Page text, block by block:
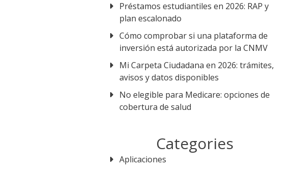
Préstamos estudiantiles en 2026: RAP y
plan escalonado
Cómo comprobar si una plataforma de
inversión está autorizada por la CNMV
Mi Carpeta Ciudadana en 2026: trámites,
avisos y datos disponibles
No elegible para Medicare: opciones de
cobertura de salud
Categories
Aplicaciones